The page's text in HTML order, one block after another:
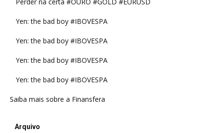
Yen: the bad boy #IBOVESPA
Yen: the bad boy #IBOVESPA
Yen: the bad boy #IBOVESPA
Yen: the bad boy #IBOVESPA
Saiba mais sobre a Finansfera
Arquivo